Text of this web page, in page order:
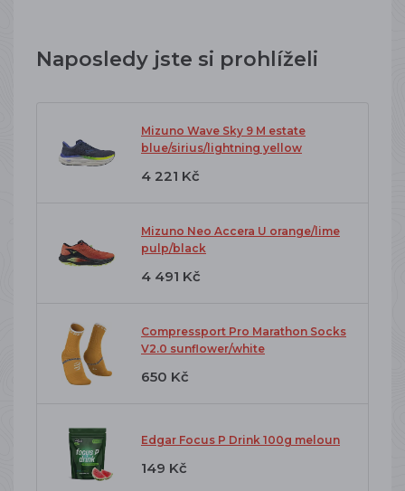
Naposledy jste si prohlíželi
Mizuno Wave Sky 9 M estate
blue/sirius/lightning yellow
4 221 Kč
Mizuno Neo Accera U orange/lime
pulp/black
4 491 Kč
Compressport Pro Marathon Socks
V2.0 sunflower/white
650 Kč
Edgar Focus P Drink 100g meloun
149 Kč